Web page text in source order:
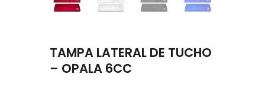
TAMPA LATERAL DE TUCHO
– OPALA 6CC